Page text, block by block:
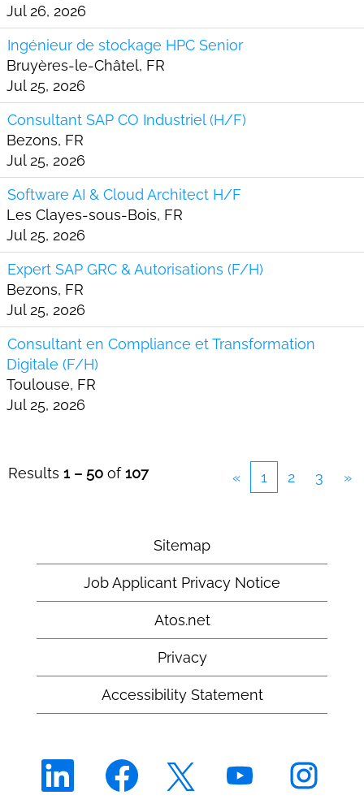
Jul 26, 2026
Ingénieur de stockage HPC Senior
Bruyères-le-Châtel, FR
Jul 25, 2026
Consultant SAP CO Industriel (H/F)
Bezons, FR
Jul 25, 2026
Software AI & Cloud Architect H/F
Les Clayes-sous-Bois, FR
Jul 25, 2026
Expert SAP GRC & Autorisations (F/H)
Bezons, FR
Jul 25, 2026
Consultant en Compliance et Transformation
Digitale (F/H)
Toulouse, FR
Jul 25, 2026
Results 1 – 50 of107 « 1 2 3 »
Sitemap
Job Applicant Privacy Notice
Atos.net
Privacy
Accessibility Statement
O
e
O
p
e
O
p
p
O
e